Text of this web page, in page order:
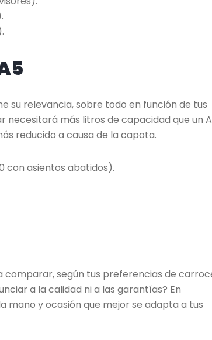
su relevancia, sobre todo en función de tus
necesitará más litros de capacidad que un
reducido a causa de la capota.
con asientos abatidos).
según tus preferencias de
a la calidad ni a las garantías? En
mano y ocasión que mejor se adapta a tus